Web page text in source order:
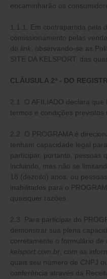
encaminharão os
1.1.1. Em contrapartida pela
comissionamento pelas
do link , observando-se as
SITE DA KELSPORT, das
CLÁUSULA 2ª - DO
2.1. O AFILIADO declara
termos e condições previstos
2.2. O PROGRAMA é
tenham capacidade legal
participar, portanto, pessoas
incluindo, mas não se
18 (dezoito) anos, ou
inabilitados para o
quaisquer razões.
2.3. Para participar do
demonstrar sua plena
corretamente o formulário de
kelsport.com.br , com as
quais seu número de CNPJ
conferência através da